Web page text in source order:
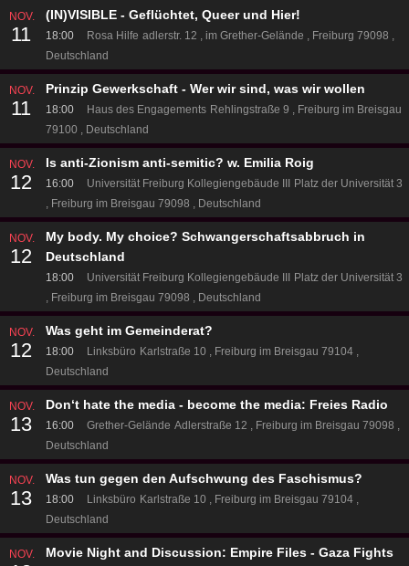
NOV.
11
(IN)VISIBLE - Geflüchtet, Queer und Hier!
18:00 Rosa Hilfe adlerstr. 12 im Grether-Gelände
Freiburg 79098
Deutschland
NOV.
11
Prinzip Gewerkschaft - Wer wir sind, was wir wollen
18:00 Haus des Engagements Rehlingstraße 9
Freiburg im Breisgau
79100
Deutschland
NOV.
12
Is anti-Zionism anti-semitic? w. Emilia Roig
16:00 Universität Freiburg Kollegiengebäude III Platz der Universität 3
Freiburg im Breisgau 79098
Deutschland
NOV.
12
My body. My choice? Schwangerschaftsabbruch in
Deutschland
18:00 Universität Freiburg Kollegiengebäude III Platz der Universität 3
Freiburg im Breisgau 79098
Deutschland
NOV.
12
Was geht im Gemeinderat?
18:00 Linksbüro Karlstraße 10
Freiburg im Breisgau 79104
Deutschland
NOV.
13
Don‘t hate the media - become the media: Freies Radio
16:00 Grether-Gelände Adlerstraße 12
Freiburg im Breisgau 79098
Deutschland
NOV.
13
Was tun gegen den Aufschwung des Faschismus?
18:00 Linksbüro Karlstraße 10
Freiburg im Breisgau 79104
Deutschland
NOV.
Movie Night and Discussion: Empire Files - Gaza Fights